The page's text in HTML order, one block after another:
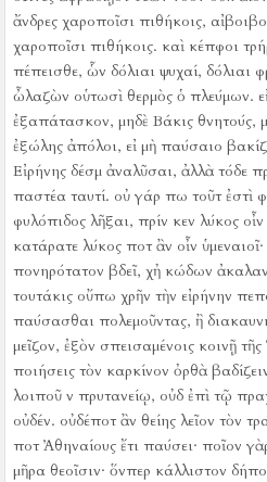
ἄνδρες χαροποῖσι πιθήκοις,
χαροποῖσι πιθήκοις. καὶ κέπφοι
πέπεισθε, ὧν δόλιαι ψυχαί, δόλιαι
ὦλαζὼν οὑτωσὶ θερμὸς ὁ πλεύμων.
ἐξαπάτασκον, μηδὲ Βάκις θνητούς,
ἐξώλης ἀπόλοι, εἰ μὴ παύσαιο
Εἰρήνης δέσμ ἀναλῦσαι, ἀλλὰ τόδε
παστέα ταυτί. οὐ γάρ πω τοῦτ ἐστὶ
φυλόπιδος λῆξαι, πρίν κεν λύκος οἶν
κατάρατε λύκος ποτ ἂν οἶν ὑμεναιοῖ·
πονηρότατον βδεῖ, χἠ κώδων
τουτάκις οὔπω χρῆν τὴν εἰρήνην
παύσασθαι πολεμοῦντας, ἢ
μεῖζον, ἐξὸν σπεισαμένοις κοινῇ
ποιήσεις τὸν καρκίνον ὀρθὰ
λοιποῦ ν πρυτανείῳ, οὐδ ἐπὶ τῷ
οὐδέν. οὐδέποτ ἂν θείης λεῖον τὸν
ποτ Ἀθηναίους ἔτι παύσει· ποῖον
μῆρα θεοῖσιν· ὅνπερ κάλλιστον